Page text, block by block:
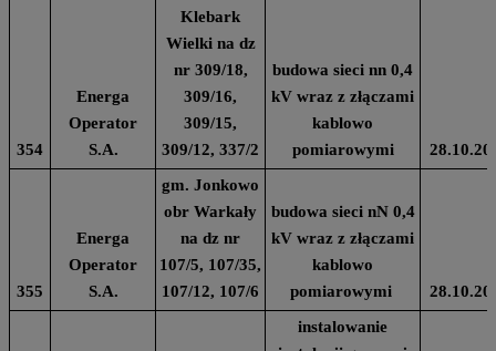
354
Energa
Operator
S.A.
Klebark
Wielki na dz
nr 309/18,
309/16,
309/15,
309/12, 337/2
budowa sieci nn 0,4
kV wraz z złączami
kablowo
pomiarowymi
355
Energa
Operator
S.A.
gm. Jonkowo
obr Warkały
na dz nr
107/5, 107/35,
107/12, 107/6
budowa sieci nN 0,4
kV wraz z złączami
kablowo
pomiarowymi
instalowanie